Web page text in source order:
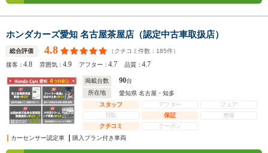
ホンダカーズ愛知 名古屋茶屋店（認定中古車取扱店）
総合評価 4.8 （クチコミ件数： 185件）
接客：4.8 雰囲気：4.9 アフター：4.7 品質：4.7
掲載台数 90台
所在地
愛知県 名古屋・知多
スタッフ
アフター
フェア
買取
保証
整備
クチコミ
クーポン
カーセンサー認定車
購入プラン付き車両